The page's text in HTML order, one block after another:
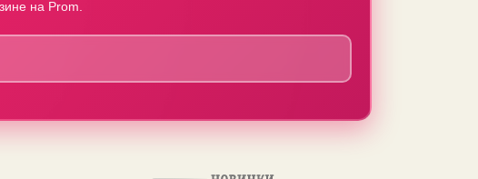
на Prom.